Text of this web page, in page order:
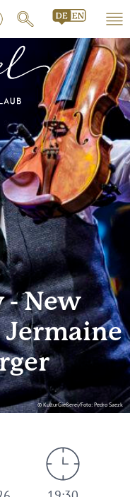
© KulturGießerei/Foto: Pedro Saezk
- New